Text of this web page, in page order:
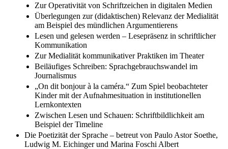
Zur Operativität von Schriftzeichen in digitalen Medien
Überlegungen zur (didaktischen) Relevanz der Medialität
am Beispiel des mündlichen Argumentierens
Lesen und gelesen werden – Lesepräsenz in schriftlicher
Kommunikation
Zur Medialität kommunikativer Praktiken im Theater
Beiläufiges Schreiben: Sprachgebrauchswandel im
Journalismus
„On dit bonjour à la caméra.“ Zum Spiel beobachteter
Kinder mit der Aufnahmesituation in institutionellen
Lernkontexten
Zwischen Lesen und Schauen: Schriftbildlichkeit am
Beispiel der Timeline
Die Poetizität der Sprache – betreut von Paulo Astor Soethe,
Ludwig M. Eichinger und Marina Foschi Albert